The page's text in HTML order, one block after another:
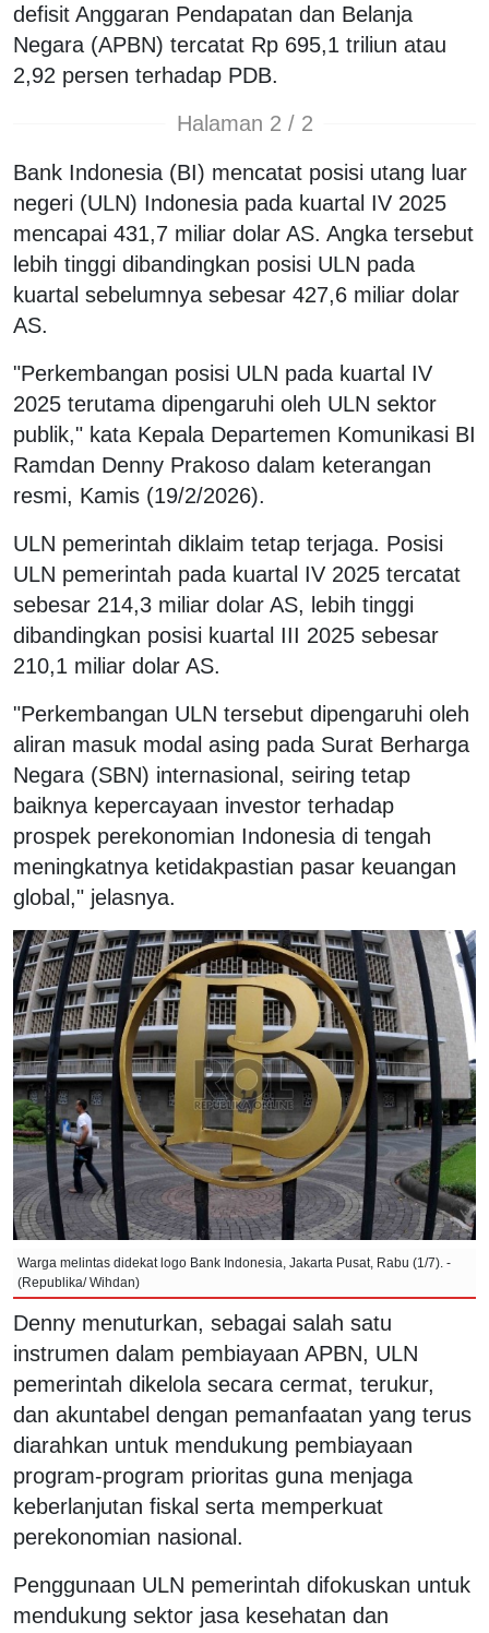
defisit Anggaran Pendapatan dan Belanja
Negara (APBN) tercatat Rp 695,1 triliun atau
2,92 persen terhadap PDB.
Halaman 2 / 2
Bank Indonesia (BI) mencatat posisi utang luar
negeri (ULN) Indonesia pada kuartal IV 2025
mencapai 431,7 miliar dolar AS. Angka tersebut
lebih tinggi dibandingkan posisi ULN pada
kuartal sebelumnya sebesar 427,6 miliar dolar
AS.
"Perkembangan posisi ULN pada kuartal IV
2025 terutama dipengaruhi oleh ULN sektor
publik," kata Kepala Departemen Komunikasi BI
Ramdan Denny Prakoso dalam keterangan
resmi, Kamis (19/2/2026).
ULN pemerintah diklaim tetap terjaga. Posisi
ULN pemerintah pada kuartal IV 2025 tercatat
sebesar 214,3 miliar dolar AS, lebih tinggi
dibandingkan posisi kuartal III 2025 sebesar
210,1 miliar dolar AS.
"Perkembangan ULN tersebut dipengaruhi oleh
aliran masuk modal asing pada Surat Berharga
Negara (SBN) internasional, seiring tetap
baiknya kepercayaan investor terhadap
prospek perekonomian Indonesia di tengah
meningkatnya ketidakpastian pasar keuangan
global," jelasnya.
Warga melintas didekat logo Bank Indonesia, Jakarta Pusat, Rabu (1/7). -
(Republika/ Wihdan)
Denny menuturkan, sebagai salah satu
instrumen dalam pembiayaan APBN, ULN
pemerintah dikelola secara cermat, terukur,
dan akuntabel dengan pemanfaatan yang terus
diarahkan untuk mendukung pembiayaan
program-program prioritas guna menjaga
keberlanjutan fiskal serta memperkuat
perekonomian nasional.
Penggunaan ULN pemerintah difokuskan untuk
mendukung sektor jasa kesehatan dan